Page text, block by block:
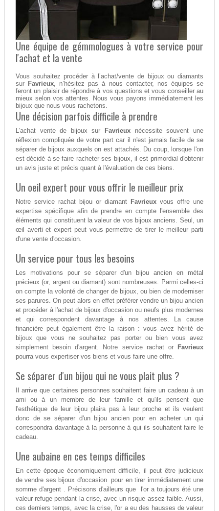
Une équipe de gémmologues à votre service pour
l'achat et la vente
Vous souhaitez procéder à l’achat/vente de bijoux ou diamants
sur Favrieux, n’hésitez pas à nous contacter, nos équipes se
feront un plaisir de répondre à vos questions et vous conseiller au
mieux selon vos attentes. Nous vous payons immédiatement les
bijoux que nous vous rachetons.
Une décision parfois difficile à prendre
L'achat vente de bijoux sur Favrieux nécessite souvent une
réflexion compliquée de votre part car il n'est jamais facile de se
séparer de bijoux auxquels on est attachés. Du coup, lorsque l'on
est décidé à se faire racheter ses bijoux, il est primordial d'obtenir
un avis juste et précis quant à l'évaluation de ces biens.
Un oeil expert pour vous offrir le meilleur prix
Notre service rachat bijou or diamant Favrieux vous offre une
expertise spécifique afin de prendre en compte l'ensemble des
éléments qui constituent la valeur de vos bijoux anciens. Seul, un
œil averti et expert peut vous permettre de tirer le meilleur parti
d'une vente d'occasion.
Un service pour tous les besoins
Les motivations pour se séparer d'un bijou ancien en métal
précieux (or, argent ou diamant) sont nombreuses. Parmi celles-ci
on compte la volonté de changer de bijoux, ou bien de moderniser
ses parures. On peut alors en effet préférer vendre un bijou ancien
et procéder à l'achat de bijoux d'occasion ou neufs plus modernes
et qui correspondent davantage à nos attentes. La cause
financière peut également être la raison : vous avez hérité de
bijoux que vous ne souhaitez pas porter ou bien vous avez
simplement besoin d'argent. Notre service rachat or Favrieux
pourra vous expertiser vos biens et vous faire une offre.
Se séparer d'un bijou qui ne vous plait plus ?
Il arrive que certaines personnes souhaitent faire un cadeau à un
ami ou à un membre de leur famille et qu'ils pensent que
l'esthétique de leur bijou plaira pas à leur proche et ils veulent
donc de se séparer d'un bijou ancien pour en acheter un qui
correspondra davantage à la personne à qui ils souhaitent faire le
cadeau.
Une aubaine en ces temps difficiles
En cette époque économiquement difficile, il peut être judicieux
de vendre ses bijoux d'occasion pour en tirer immédiatement une
somme d'argent . Précisons d'ailleurs que l'or a toujours été une
valeur refuge pendant la crise, avec un risque assez faible. Aussi,
ces derniers temps, avec la crise, l'or a eu des hausses de valeur